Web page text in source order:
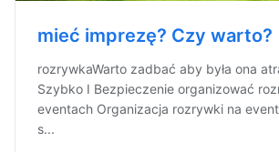
mieć imprezę? Czy warto?
rozrywkaWarto zadbać aby była ona
Szybko I Bezpieczenie organizować
eventach Organizacja rozrywki na
s...